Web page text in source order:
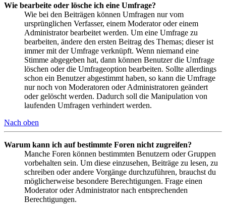
Wie bearbeite oder lösche ich eine Umfrage?
Wie bei den Beiträgen können Umfragen nur vom
ursprünglichen Verfasser, einem Moderator oder einem
Administrator bearbeitet werden. Um eine Umfrage zu
bearbeiten, ändere den ersten Beitrag des Themas; dieser ist
immer mit der Umfrage verknüpft. Wenn niemand eine
Stimme abgegeben hat, dann können Benutzer die Umfrage
löschen oder die Umfrageoption bearbeiten. Sollte allerdings
schon ein Benutzer abgestimmt haben, so kann die Umfrage
nur noch von Moderatoren oder Administratoren geändert
oder gelöscht werden. Dadurch soll die Manipulation von
laufenden Umfragen verhindert werden.
Nach oben
Warum kann ich auf bestimmte Foren nicht zugreifen?
Manche Foren können bestimmten Benutzern oder Gruppen
vorbehalten sein. Um diese einzusehen, Beiträge zu lesen, zu
schreiben oder andere Vorgänge durchzuführen, brauchst du
möglicherweise besondere Berechtigungen. Frage einen
Moderator oder Administrator nach entsprechenden
Berechtigungen.